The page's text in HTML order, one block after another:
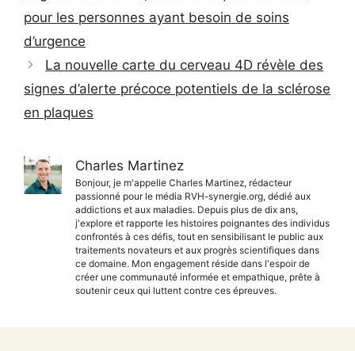
pour les personnes ayant besoin de soins
d’urgence
La nouvelle carte du cerveau 4D révèle des
signes d’alerte précoce potentiels de la sclérose
en plaques
Charles Martinez
Bonjour, je m'appelle Charles Martinez, rédacteur
passionné pour le média RVH-synergie.org, dédié aux
addictions et aux maladies. Depuis plus de dix ans,
j'explore et rapporte les histoires poignantes des individus
confrontés à ces défis, tout en sensibilisant le public aux
traitements novateurs et aux progrès scientifiques dans
ce domaine. Mon engagement réside dans l'espoir de
créer une communauté informée et empathique, prête à
soutenir ceux qui luttent contre ces épreuves.